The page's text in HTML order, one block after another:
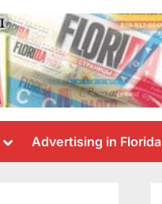
Toggle
menu
Advertising in Florida